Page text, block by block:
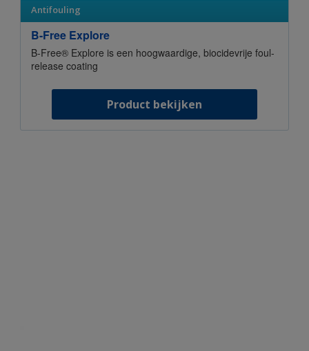
Antifouling
B-Free Explore
B-Free® Explore is een hoogwaardige, biocidevrije foul-
release coating
Product bekijken